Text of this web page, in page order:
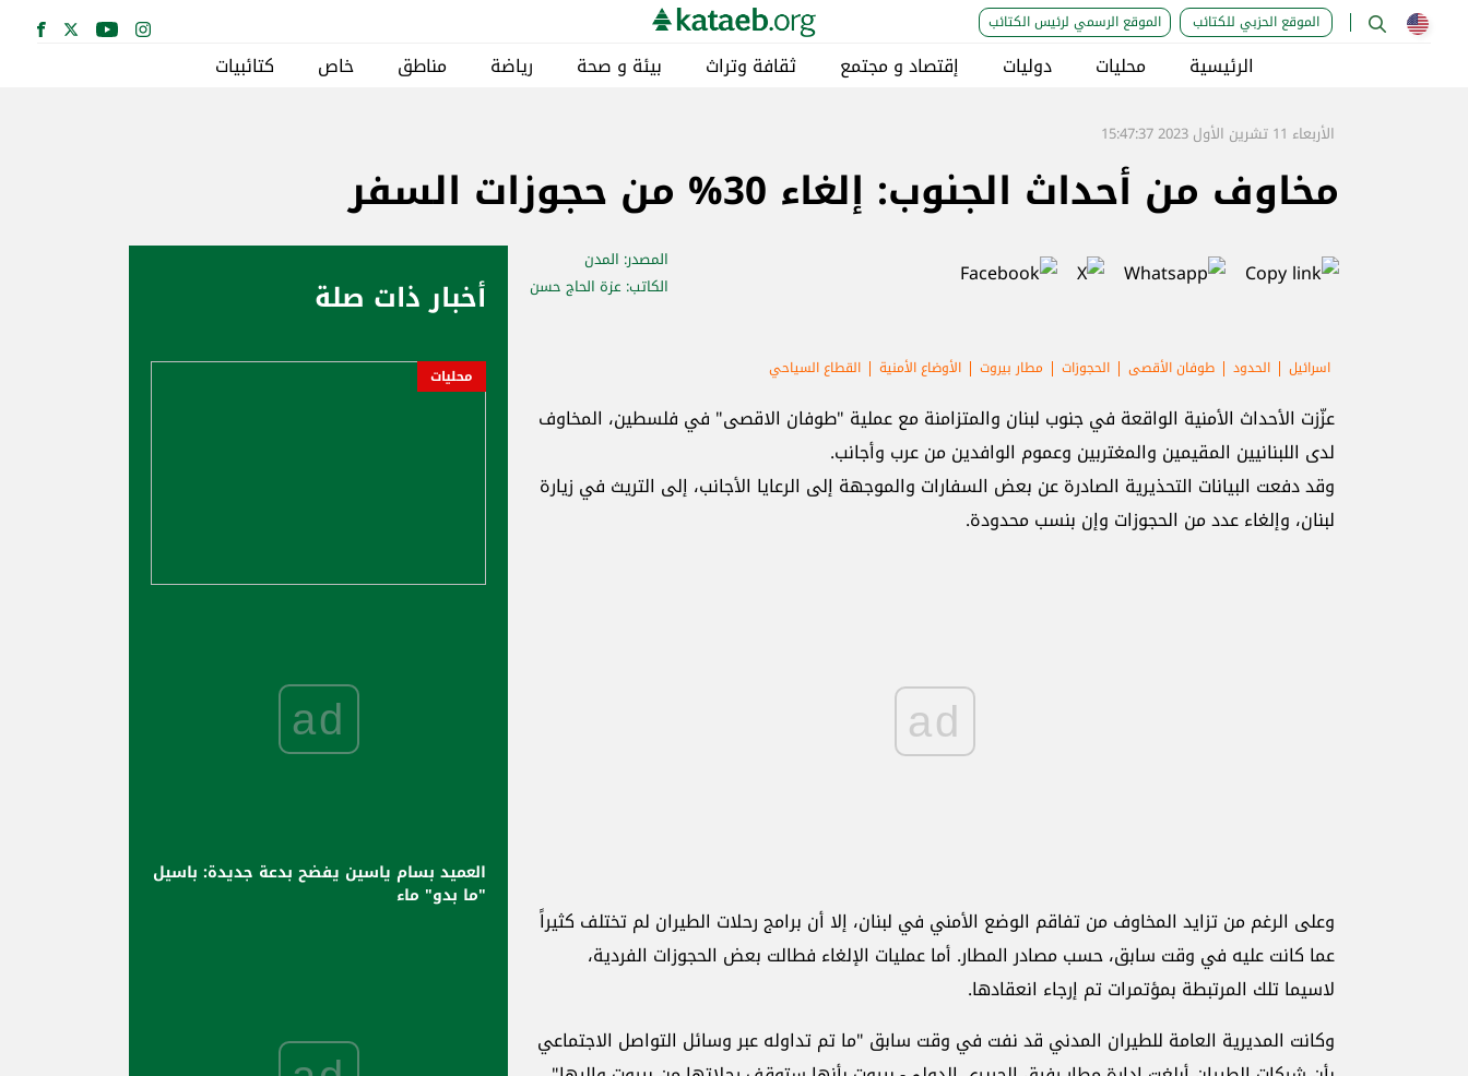
الموقع الحزبي للكتائب الموقع الرسمي لرئيس الكتائب
الرئيسية محليات دوليات إقتصاد و مجتمع ثقافة وتراث بيئة و صحة رياضة مناطق خاص كتائبيات
الأربعاء 11 تشرين الأول 2023 15:47:37
مخاوف من أحداث الجنوب: إلغاء 30% من حجوزات السفر
المصدر: المدن
الكاتب: عزة الحاج حسن
اسرائيل الحدود طوفان الأقصى الحجوزات مطار بيروت الأوضاع الأمنية القطاع السياحي
عزّزت الأحداث الأمنية الواقعة في جنوب لبنان والمتزامنة مع عملية "طوفان الاقصى" في فلسطين، المخاوف
لدى اللبنانيين المقيمين والمغتربين وعموم الوافدين من عرب وأجانب.
وقد دفعت البيانات التحذيرية الصادرة عن بعض السفارات والموجهة إلى الرعايا الأجانب، إلى التريث في زيارة
لبنان، وإلغاء عدد من الحجوزات وإن بنسب محدودة.
ad
وعلى الرغم من تزايد المخاوف من تفاقم الوضع الأمني في لبنان، إلا أن برامج رحلات الطيران لم تختلف كثيراً
عما كانت عليه في وقت سابق، حسب مصادر المطار. أما عمليات الإلغاء فطالت بعض الحجوزات الفردية،
لاسيما تلك المرتبطة بمؤتمرات تم إرجاء انعقادها.
وكانت المديرية العامة للطيران المدني قد نفت في وقت سابق "ما تم تداوله عبر وسائل التواصل الاجتماعي
أخبار ذات صلة
محليات
ad
العميد بسام ياسين يفضح بدعة جديدة: باسيل
"ما بدو" ماء